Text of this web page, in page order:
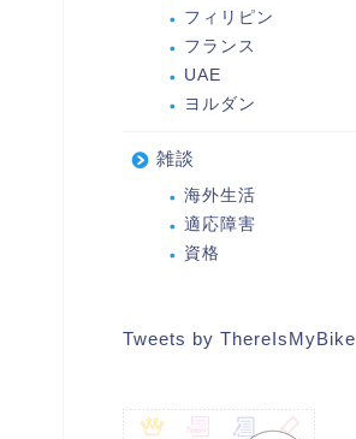
フィリピン
フランス
UAE
ヨルダン
雑談
海外生活
適応障害
資格
Tweets by ThereIsMyBike